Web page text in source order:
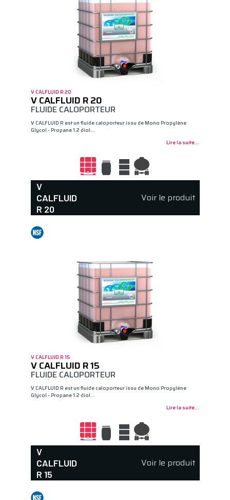
V CALFLUID R 20
V CALFLUID R 20
FLUIDE CALOPORTEUR
V CALFLUID R est un fluide caloporteur issu de Mono Propylène
Glycol - Propane 1.2 diol…
Lire la suite...
V
CALFLUID
R 20
Voir le produit
V CALFLUID R 15
V CALFLUID R 15
FLUIDE CALOPORTEUR
V CALFLUID R est un fluide caloporteur issu de Mono Propylène
Glycol - Propane 1.2 diol…
Lire la suite...
V
CALFLUID
R 15
Voir le produit